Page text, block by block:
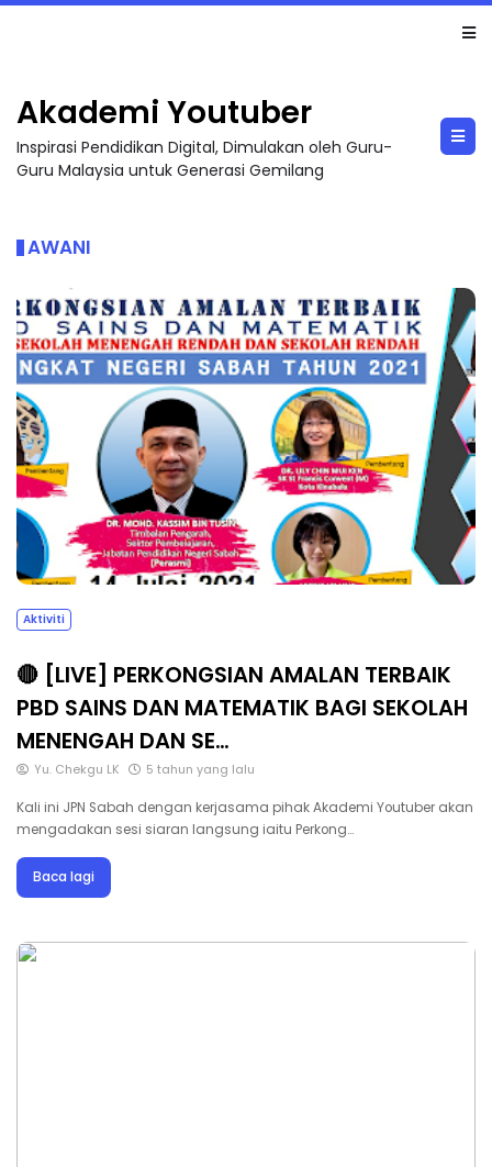
Akademi Youtuber
Inspirasi Pendidikan Digital, Dimulakan oleh Guru-
Guru Malaysia untuk Generasi Gemilang
AWANI
Aktiviti
🔴 [LIVE] PERKONGSIAN AMALAN TERBAIK
PBD SAINS DAN MATEMATIK BAGI SEKOLAH
MENENGAH DAN SE…
Yu. Chekgu LK 5 tahun yang lalu
Kali ini JPN Sabah dengan kerjasama pihak Akademi Youtuber akan
mengadakan sesi siaran langsung iaitu Perkong…
Baca lagi